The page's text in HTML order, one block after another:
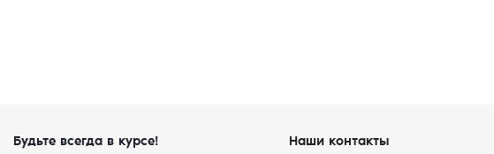
Будьте всегда в курсе! Наши контакты